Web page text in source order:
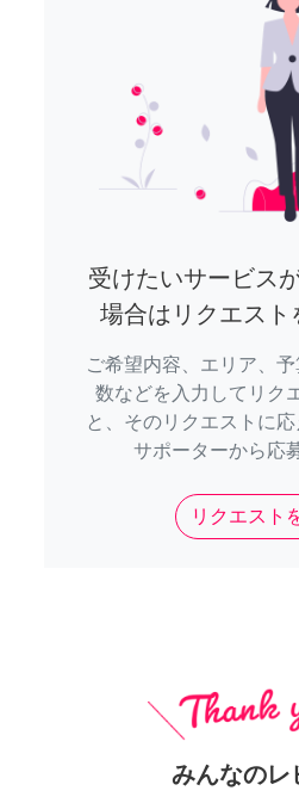
受けたいサービス
場合はリクエスト
ご希望内容、エリア、
数などを入力してリク
と、そのリクエストに
サポーターから応
リクエスト
みんなのレ